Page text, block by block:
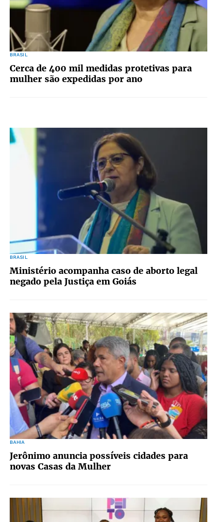
BRASIL
Cerca de 400 mil medidas protetivas para
mulher são expedidas por ano
BRASIL
Ministério acompanha caso de aborto legal
negado pela Justiça em Goiás
BAHIA
Jerônimo anuncia possíveis cidades para
novas Casas da Mulher